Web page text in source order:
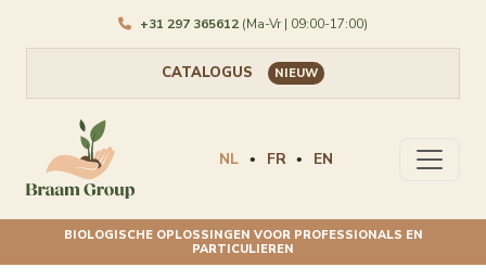
+31 297 365612 (Ma-Vr | 09:00-17:00)
CATALOGUS NIEUW
NL • FR • EN
BIOLOGISCHE OPLOSSINGEN VOOR PROFESSIONALS EN
PARTICULIEREN